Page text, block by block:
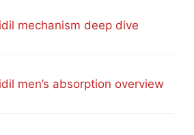
mechanism deep dive
men’s absorption overview